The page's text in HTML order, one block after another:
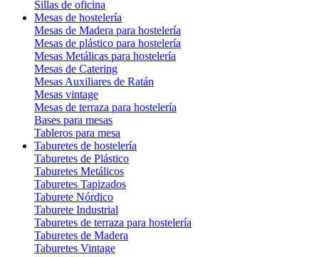
Sillas de oficina
Mesas de hostelería
Mesas de Madera para hostelería
Mesas de plástico para hostelería
Mesas Metálicas para hostelería
Mesas de Catering
Mesas Auxiliares de Ratán
Mesas vintage
Mesas de terraza para hostelería
Bases para mesas
Tableros para mesa
Taburetes de hostelería
Taburetes de Plástico
Taburetes Metálicos
Taburetes Tapizados
Taburete Nórdico
Taburete Industrial
Taburetes de terraza para hostelería
Taburetes de Madera
Taburetes Vintage